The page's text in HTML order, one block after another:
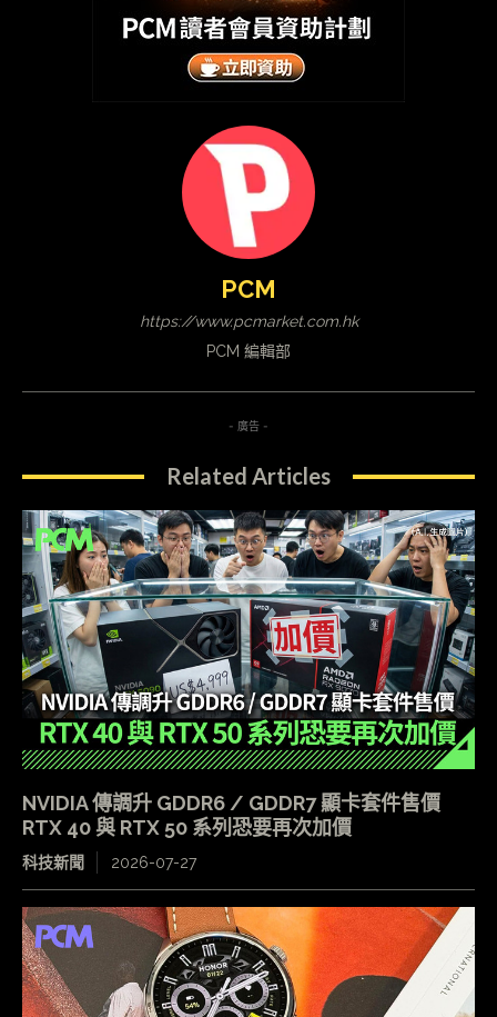
PCM
https://www.pcmarket.com.hk
PCM 編輯部
- 廣告 -
Related Articles
NVIDIA 傳調升 GDDR6 / GDDR7 顯卡套件售價
RTX 40 與 RTX 50 系列恐要再次加價
科技新聞 2026-07-27